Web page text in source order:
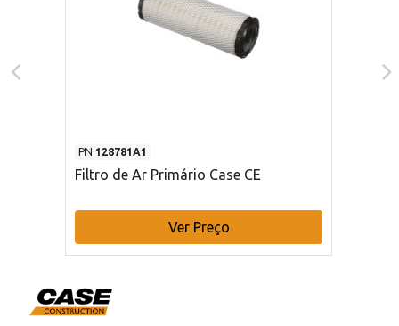
PN 128781A1
Filtro de Ar Primário Case CE
Ver Preço